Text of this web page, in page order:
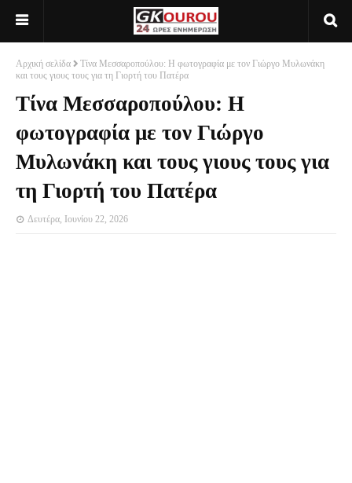
Αρχική σελίδα
Τίνα Μεσσαροπούλου: Η φωτογραφία με τον Γιώργο Μυλωνάκη
και τους γιους τους για τη Γιορτή του Πατέρα
Τίνα Μεσσαροπούλου: Η
φωτογραφία με τον Γιώργο
Μυλωνάκη και τους γιους τους για
τη Γιορτή του Πατέρα
Δευτέρα, Ιουνίου 22, 2026